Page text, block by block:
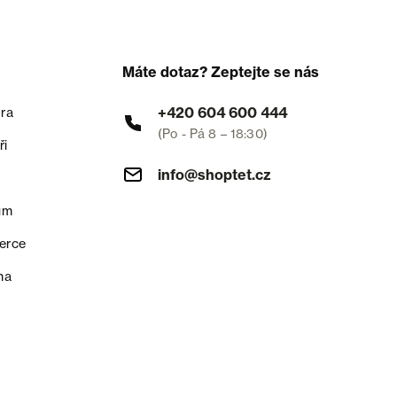
Máte dotaz? Zeptejte se nás
+420 604 600 444
(Po - Pá 8 – 18:30)
info@shoptet.cz